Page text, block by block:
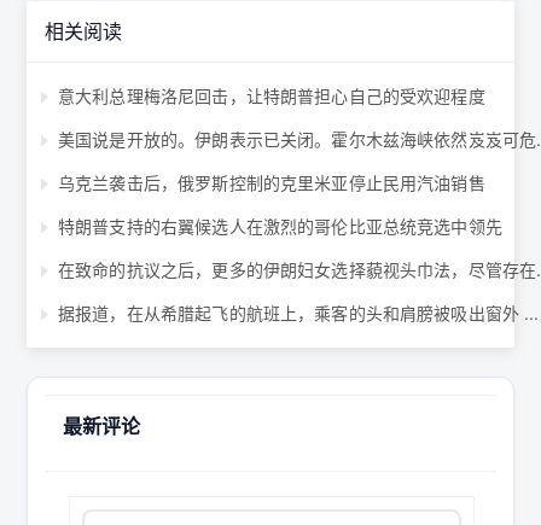
相关阅读
意大利总理梅洛尼回击，让特朗普担心自己的受欢迎程度
美国说是开
乌克兰袭击后，俄罗斯控制的克里米亚停止民用汽油销售
特朗普支持的右翼候选人在激烈的哥伦比亚总统竞选中领先
在致命的抗
据报道，在从希腊起飞的航班上，乘客的头和肩膀被吸出窗外 ...
最新评论